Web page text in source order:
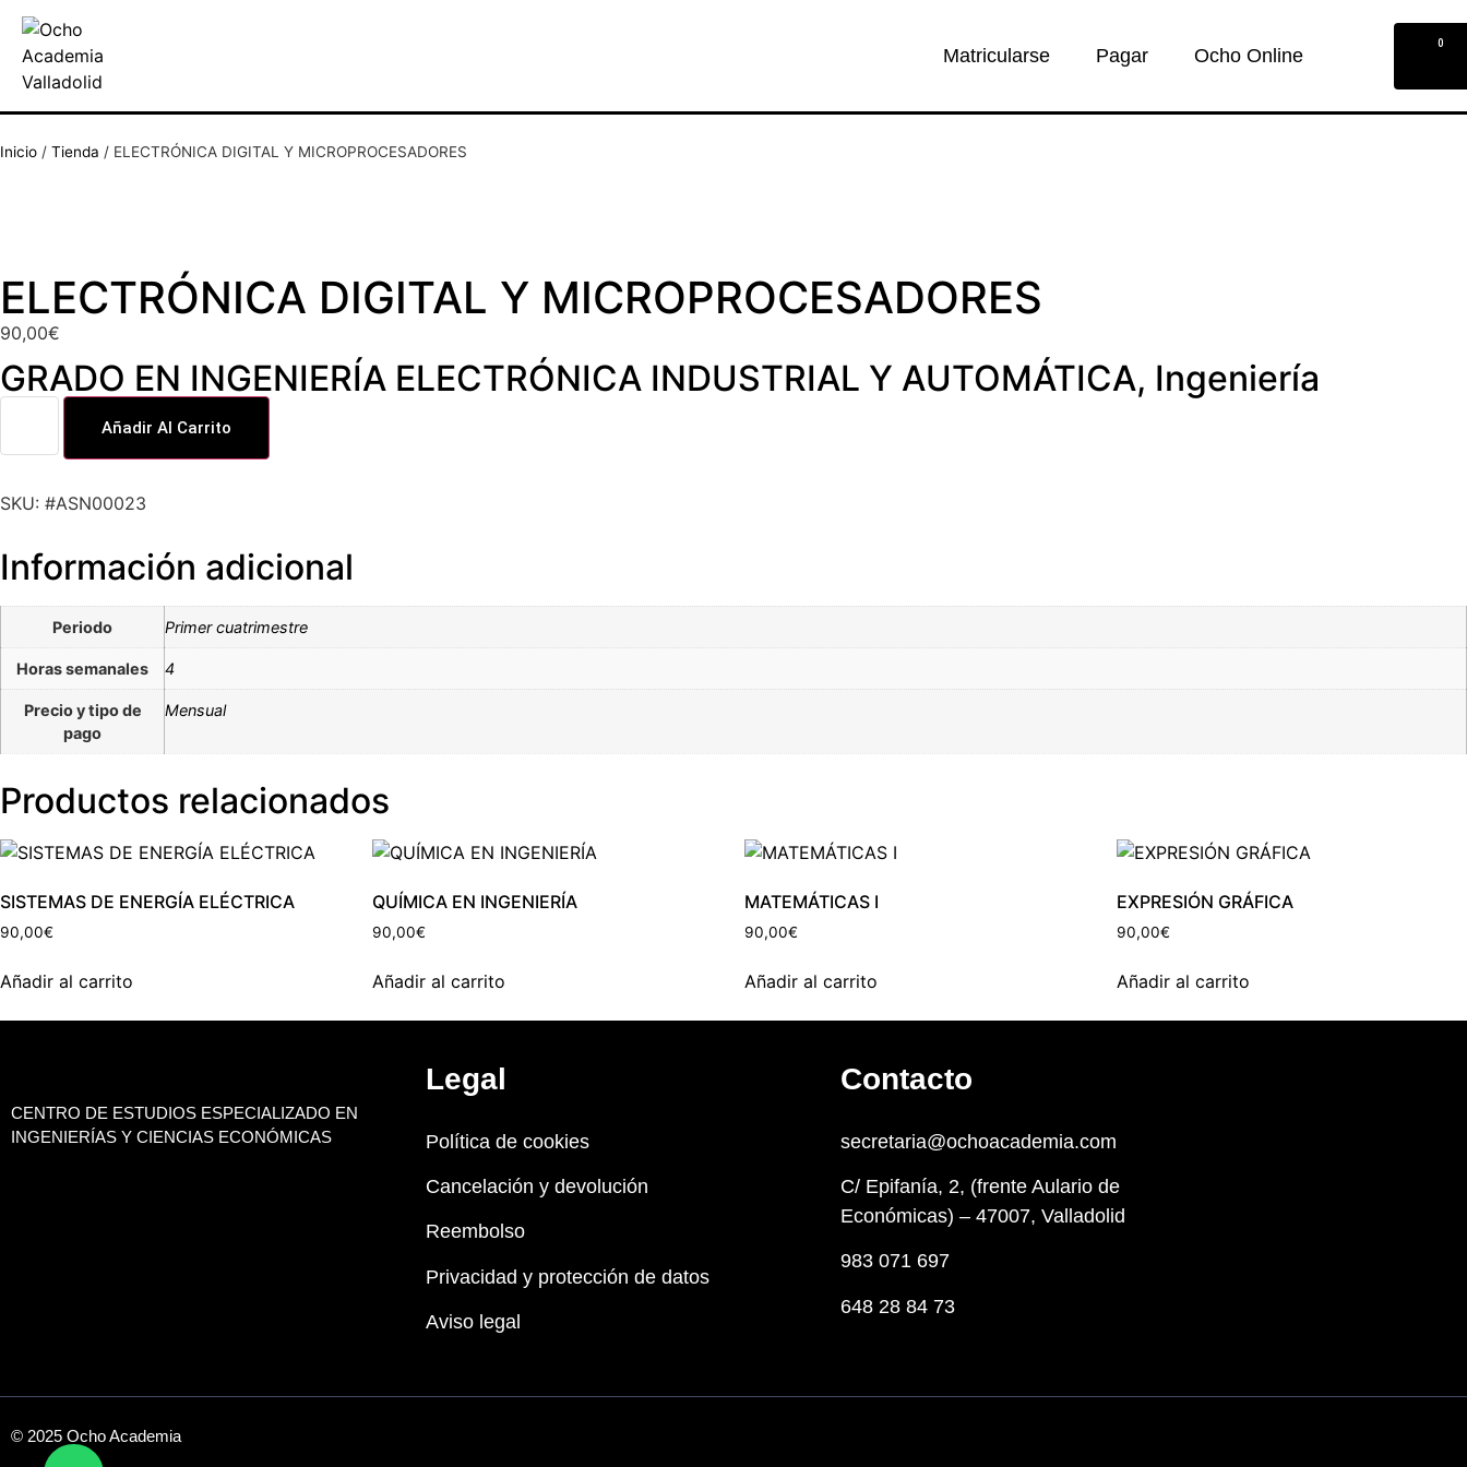
Matricularse Pagar Ocho Online
0
Inicio / Tienda / ELECTRÓNICA DIGITAL Y MICROPROCESADORES
ELECTRÓNICA DIGITAL Y MICROPROCESADORES
90,00€
GRADO EN INGENIERÍA ELECTRÓNICA INDUSTRIAL Y AUTOMÁTICA, Ingeniería
Añadir Al Carrito
SKU: #ASN00023
Información adicional
Periodo Primer cuatrimestre
Horas semanales 4
Precio y tipo de
pago
Mensual
Productos relacionados
SISTEMAS DE ENERGÍA ELÉCTRICA
90,00€
Añadir al carrito
QUÍMICA EN INGENIERÍA
90,00€
Añadir al carrito
MATEMÁTICAS I
90,00€
Añadir al carrito
EXPRESIÓN GRÁFICA
90,00€
Añadir al carrito
CENTRO DE ESTUDIOS ESPECIALIZADO EN
INGENIERÍAS Y CIENCIAS ECONÓMICAS
Legal
Política de cookies
Cancelación y devolución
Reembolso
Privacidad y protección de datos
Aviso legal
Contacto
secretaria@ochoacademia.com
C/ Epifanía, 2, (frente Aulario de
Económicas) – 47007, Valladolid
983 071 697
648 28 84 73
© 2025 Ocho Academia